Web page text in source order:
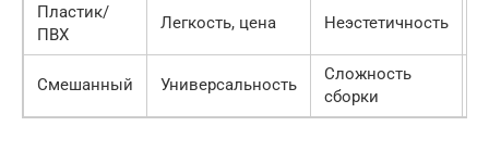
Пластик/
ПВХ
Легкость, цена Неэстетичность
Смешанный Универсальность
Сложность
сборки